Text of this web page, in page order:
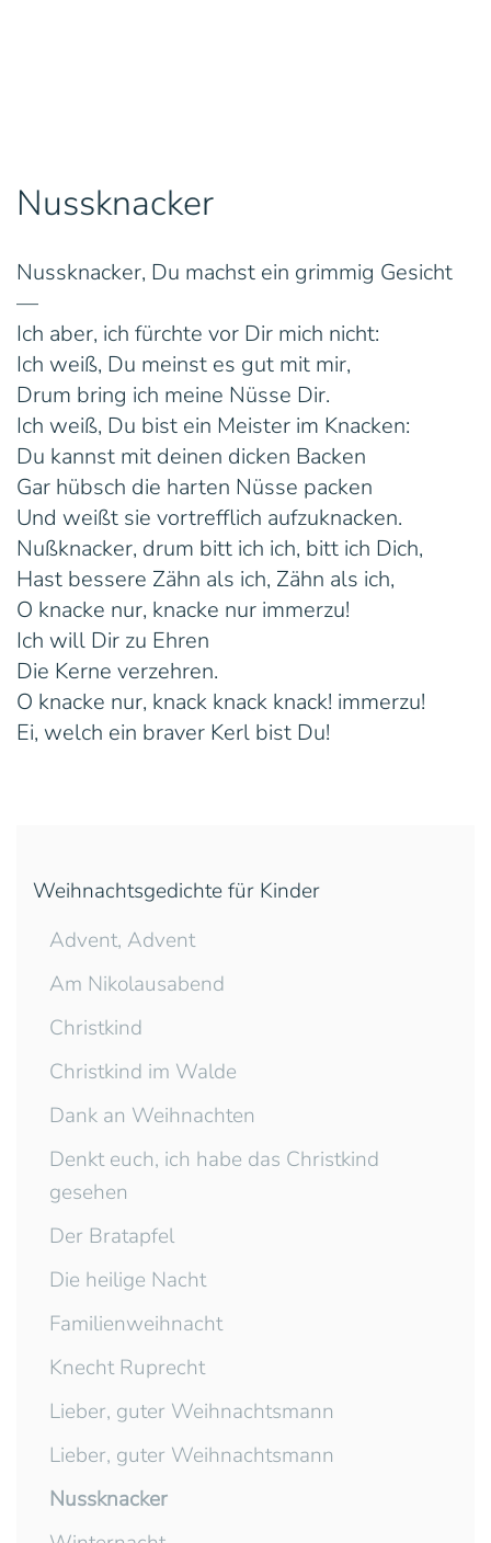
Nussknacker
Nussknacker, Du machst ein grimmig Gesicht
—
Ich aber, ich fürchte vor Dir mich nicht:
Ich weiß, Du meinst es gut mit mir,
Drum bring ich meine Nüsse Dir.
Ich weiß, Du bist ein Meister im Knacken:
Du kannst mit deinen dicken Backen
Gar hübsch die harten Nüsse packen
Und weißt sie vortrefflich aufzuknacken.
Nußknacker, drum bitt ich ich, bitt ich Dich,
Hast bessere Zähn als ich, Zähn als ich,
O knacke nur, knacke nur immerzu!
Ich will Dir zu Ehren
Die Kerne verzehren.
O knacke nur, knack knack knack! immerzu!
Ei, welch ein braver Kerl bist Du!
Weihnachtsgedichte für Kinder
Advent, Advent
Am Nikolausabend
Christkind
Christkind im Walde
Dank an Weihnachten
Denkt euch, ich habe das Christkind
gesehen
Der Bratapfel
Die heilige Nacht
Familienweihnacht
Knecht Ruprecht
Lieber, guter Weihnachtsmann
Lieber, guter Weihnachtsmann
Nussknacker